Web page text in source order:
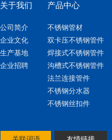
关于我们
公司简介
企业文化
生产基地
企业招聘
产品中心
不锈钢管材
双卡压不锈钢管件
焊接式不锈钢管件
沟槽式不锈钢管件
法兰连接管件
不锈钢分水器
不锈钢丝扣件